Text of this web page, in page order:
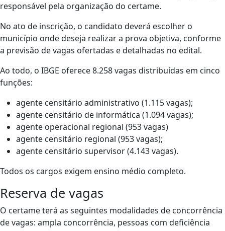
responsável pela organização do certame.
No ato de inscrição, o candidato deverá escolher o
município onde deseja realizar a prova objetiva, conforme
a previsão de vagas ofertadas e detalhadas no edital.
Ao todo, o IBGE oferece 8.258 vagas distribuídas em cinco
funções:
agente censitário administrativo (1.115 vagas);
agente censitário de informática (1.094 vagas);
agente operacional regional (953 vagas)
agente censitário regional (953 vagas);
agente censitário supervisor (4.143 vagas).
Todos os cargos exigem ensino médio completo.
Reserva de vagas
O certame terá as seguintes modalidades de concorrência
de vagas: ampla concorrência, pessoas com deficiência